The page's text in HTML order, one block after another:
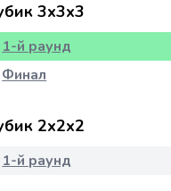
3x3x3
1-й раунд
Финал
2x2x2
1-й раунд